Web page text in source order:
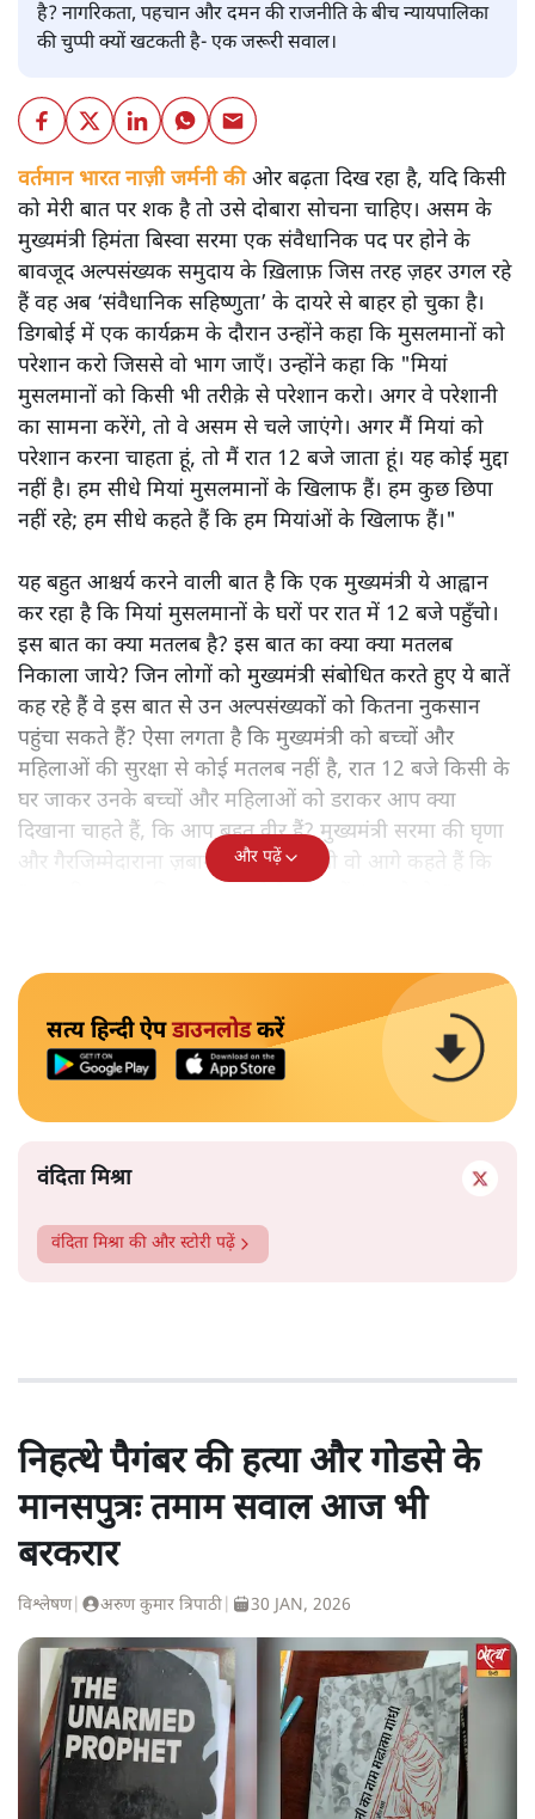
है? नागरिकता, पहचान और दमन की राजनीति के बीच न्यायपालिका
की चुप्पी क्यों खटकती है- एक जरूरी सवाल।
वर्तमान भारत नाज़ी जर्मनी कीओर बढ़ता दिख रहा है, यदि किसी
को मेरी बात पर शक है तो उसे दोबारा सोचना चाहिए। असम के
मुख्यमंत्री हिमंता बिस्वा सरमा एक संवैधानिक पद पर होने के
बावजूद अल्पसंख्यक समुदाय के ख़िलाफ़ जिस तरह ज़हर उगल रहे
हैं वह अब ‘संवैधानिक सहिष्णुता’ के दायरे से बाहर हो चुका है।
डिगबोई में एक कार्यक्रम के दौरान उन्होंने कहा कि मुसलमानों को
परेशान करो जिससे वो भाग जाएँ। उन्होंने कहा कि "मियां
मुसलमानों को किसी भी तरीक़े से परेशान करो। अगर वे परेशानी
का सामना करेंगे, तो वे असम से चले जाएंगे। अगर मैं मियां को
परेशान करना चाहता हूं, तो मैं रात 12 बजे जाता हूं। यह कोई मुद्दा
नहीं है। हम सीधे मियां मुसलमानों के खिलाफ हैं। हम कुछ छिपा
नहीं रहे; हम सीधे कहते हैं कि हम मियांओं के खिलाफ हैं।"
यह बहुत आश्चर्य करने वाली बात है कि एक मुख्यमंत्री ये आह्वान
कर रहा है कि मियांं मुसलमानों के घरों पर रात में 12 बजे पहुँचो।
इस बात का क्या मतलब है? इस बात का क्या क्या मतलब
निकाला जाये? जिन लोगों को मुख्यमंत्री संबोधित करते हुए ये बातें
कह रहे हैं वे इस बात से उन अल्पसंख्यकों को कितना नुकसान
पहुंचा सकते हैं? ऐसा लगता है कि मुख्यमंत्री को बच्चों और
महिलाओं की सुरक्षा से कोई मतलब नहीं है, रात 12 बजे किसी के
घर जाकर उनके बच्चों और महिलाओं को डराकर आप क्या
दिखाना चाहते हैं, कि आप बहुत वीर हैं? मुख्यमंत्री सरमा की घृणा
और गैरजिम्मेदाराना ज़बान यहीं नहीं रुकती वो आगे कहते हैं कि
और पढ़ें
सत्य हिन्दी ऐपडाउनलोडकरें
वंदिता मिश्रा
वंदिता मिश्रा की और स्टोरी पढ़ें
निहत्थे पैगंबर की हत्या और गोडसे के
मानसपुत्रः तमाम सवाल आज भी
बरकरार
विश्लेषण| अरुण कुमार त्रिपाठी 30 JAN, 2026